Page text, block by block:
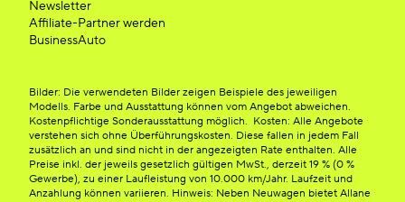
Newsletter
Affiliate-Partner werden
BusinessAuto
Bilder: Die verwendeten Bilder zeigen Beispiele des jeweiligen
Modells. Farbe und Ausstattung können vom Angebot abweichen.
Kostenpflichtige Sonderausstattung möglich. Kosten: Alle Angebote
verstehen sich ohne Überführungskosten. Diese fallen in jedem Fall
zusätzlich an und sind nicht in der angezeigten Rate enthalten. Alle
Preise inkl. der jeweils gesetzlich gültigen MwSt., derzeit 19 % (0 %
Gewerbe), zu einer Laufleistung von 10.000 km/Jahr. Laufzeit und
Anzahlung können variieren. Hinweis: Neben Neuwagen bietet Allane